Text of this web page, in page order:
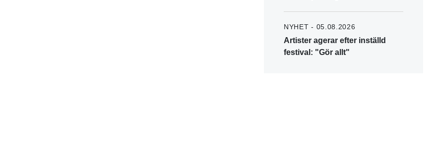
NYHET - 05.08.2026
Artister agerar efter inställd
festival: "Gör allt"